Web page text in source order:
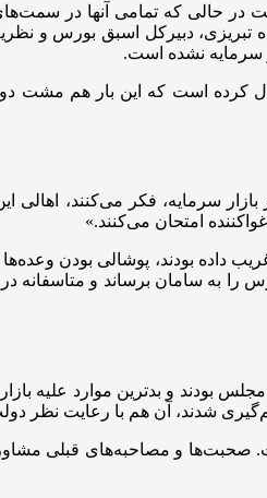
در حالی که تمامی آنها در
دبیرکل اسبق بورس و
سرمایه نشده است.
کرده است که این بار هم مشت
سرمایه، فکر می‌کنند، اهالی
امتحان می‌کنند.»
بودند، پوشالی بودن وعده‌ها
به سامان برساند و متاسفانه
بودند و بدترین موارد علیه
شدند، آن هم با رعایت نظر
صحبت‌ها و مصاحبه‌های قبلی